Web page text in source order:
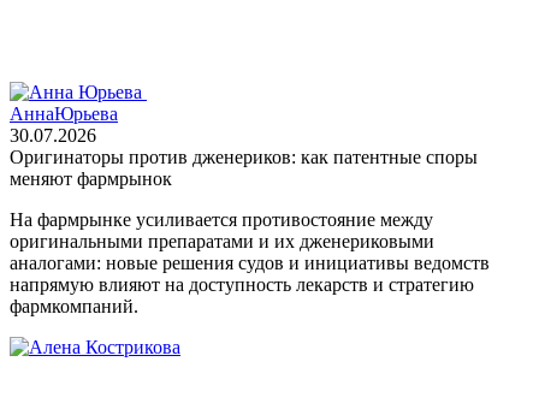
АннаЮрьева
30.07.2026
Оригинаторы против дженериков: как патентные споры
меняют фармрынок
На фармрынке усиливается противостояние между
оригинальными препаратами и их дженериковыми
аналогами: новые решения судов и инициативы ведомств
напрямую влияют на доступность лекарств и стратегию
фармкомпаний.